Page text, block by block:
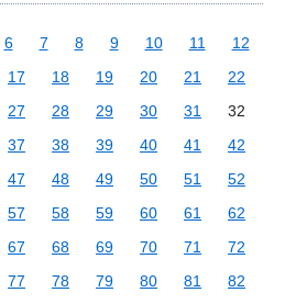
6 7 8 9 10 11
12
17 18 19 20 21
22
27 28 29 30 31
32
37 38 39 40 41
42
47 48 49 50 51
52
57 58 59 60 61
62
67 68 69 70 71
72
77 78 79 80 81
82